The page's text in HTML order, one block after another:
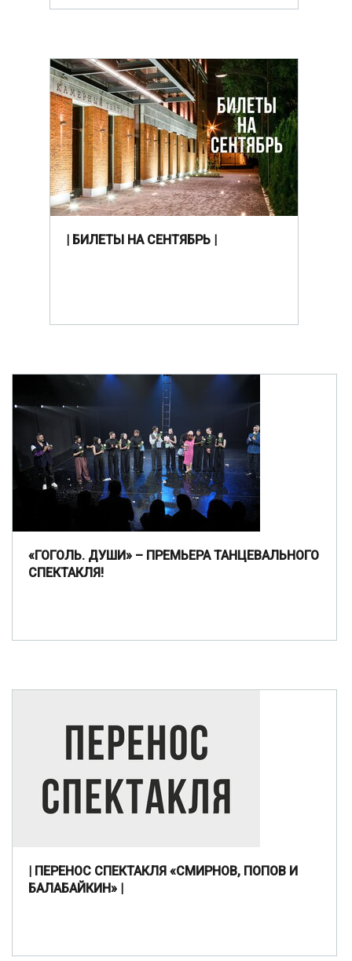
| БИЛЕТЫ НА СЕНТЯБРЬ |
«ГОГОЛЬ. ДУШИ» – ПРЕМЬЕРА ТАНЦЕВАЛЬНОГО
СПЕКТАКЛЯ!
| ПЕРЕНОС СПЕКТАКЛЯ «СМИРНОВ, ПОПОВ И
БАЛАБАЙКИН» |